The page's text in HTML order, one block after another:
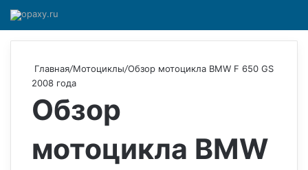
Главная/Мотоциклы/Обзор мотоцикла BMW F 650 GS
2008 года
Обзор
мотоцикла BMW